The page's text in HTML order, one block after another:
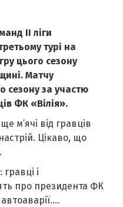
II ліги
турі на
цього сезону
Матчу
сезону за участю
ФК «Вілія».
м’ячі від гравців
Цікаво, що
і
про президента ФК